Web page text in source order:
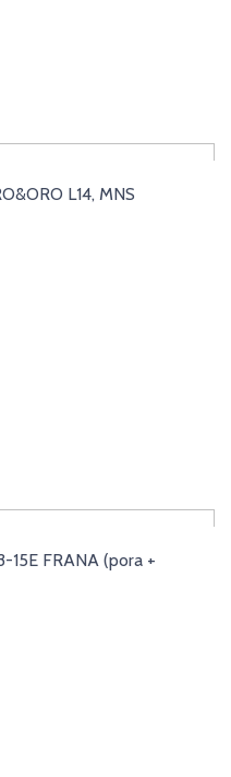
L14, MNS
15E FRANA (pora +